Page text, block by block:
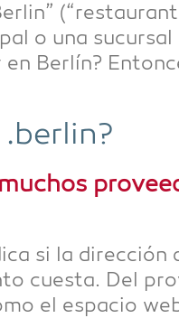
o una
Ber­lín?
si la dirección
cues­ta. Del
el espa­cio